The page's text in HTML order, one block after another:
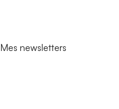
Mes newsletters